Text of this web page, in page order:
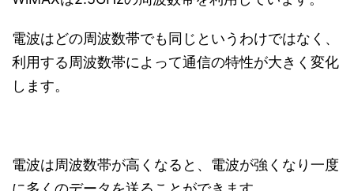
電波はどの周波数帯でも同じというわけではなく、
利用する周波数帯によって通信の特性が大きく変化
します。
電波は周波数帯が高くなると、電波が強くなり一度